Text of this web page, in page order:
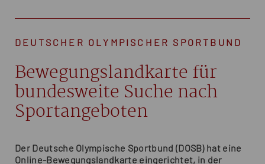
DEUTSCHER OLYMPISCHER SPORTBUND
Bewegungslandkarte für
bundesweite Suche nach
Sportangeboten
Der Deutsche Olympische Sportbund (DOSB) hat eine
Online-Bewegungslandkarte eingerichtet, in der